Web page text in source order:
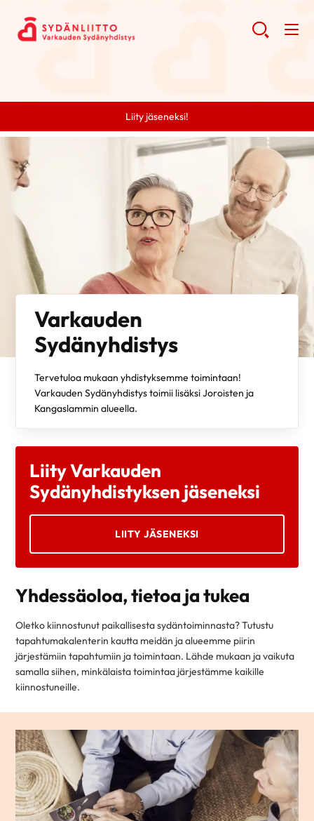
Liity jäseneksi!
Varkauden
Sydänyhdistys
Tervetuloa mukaan yhdistyksemme toimintaan!
Varkauden Sydänyhdistys toimii lisäksi Joroisten ja
Kangaslammin alueella.
Liity Varkauden
Sydänyhdistyksen jäseneksi
LIITY JÄSENEKSI
Yhdessäoloa, tietoa ja tukea
Oletko kiinnostunut paikallisesta sydäntoiminnasta? Tutustu
tapahtumakalenterin kautta meidän ja alueemme piirin
järjestämiin tapahtumiin ja toimintaan. Lähde mukaan ja vaikuta
samalla siihen, minkälaista toimintaa järjestämme kaikille
kiinnostuneille.